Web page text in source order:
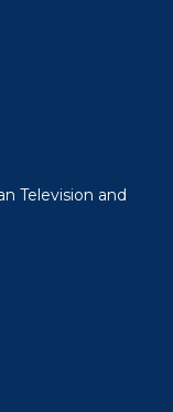
Television and